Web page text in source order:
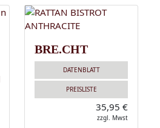
BRE.CHT
DATENBLATT
PREISLISTE
35,95 €
zzgl. Mwst